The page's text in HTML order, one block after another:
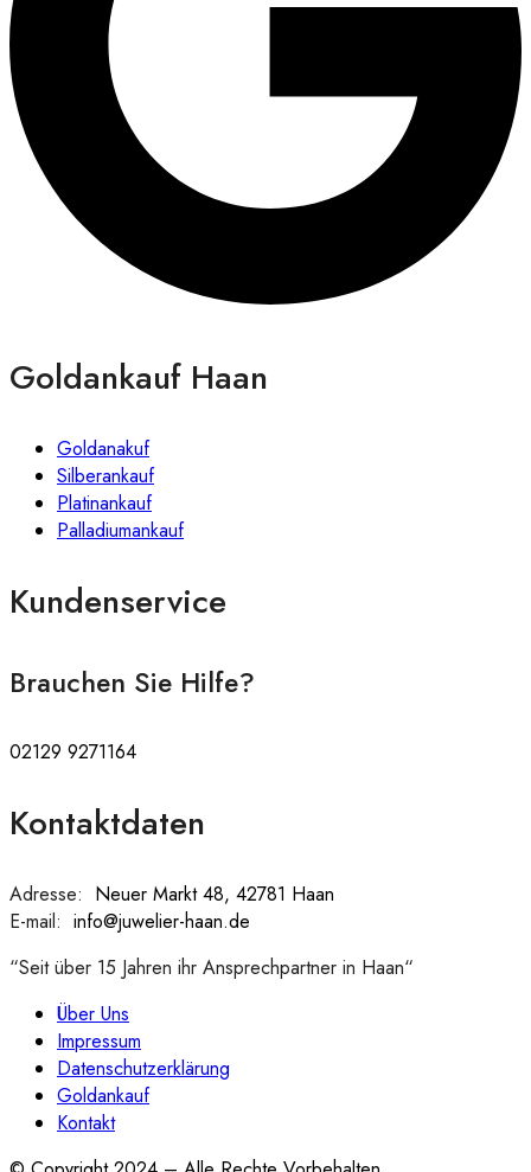
Goldankauf Haan
Goldanakuf
Silberankauf
Platinankauf
Palladiumankauf
Kundenservice
Brauchen Sie Hilfe?
02129 9271164
Kontaktdaten
Adresse: Neuer Markt 48, 42781 Haan
E-mail: info@juwelier-haan.de
“Seit über 15 Jahren ihr Ansprechpartner in Haan“
Über Uns
Impressum
Datenschutzerklärung
Goldankauf
Kontakt